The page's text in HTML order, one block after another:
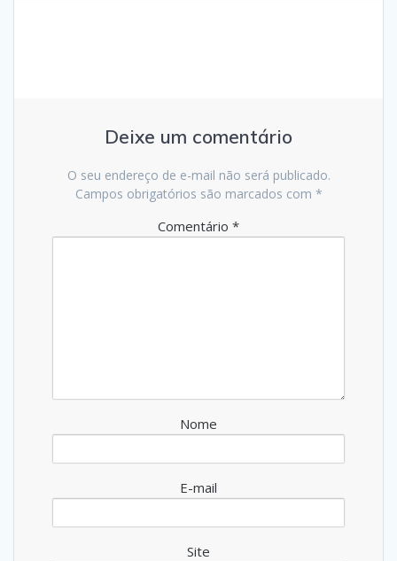
Deixe um comentário
O seu endereço de e-mail não será publicado.
Campos obrigatórios são marcados com *
Comentário *
Nome
E-mail
Site